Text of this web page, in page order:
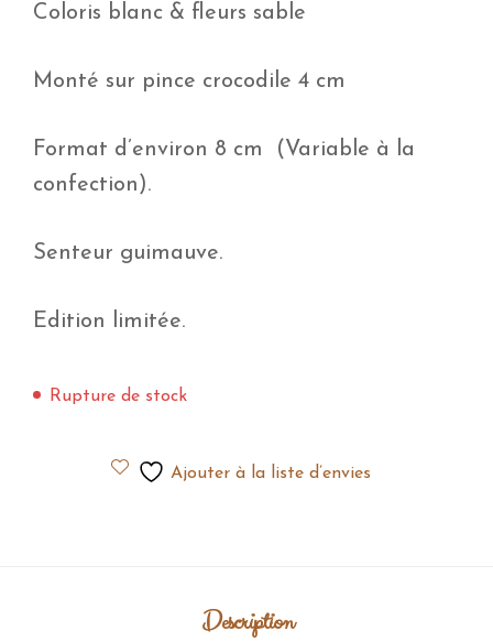
Coloris blanc & fleurs sable
Monté sur pince crocodile 4 cm
Format d’environ 8 cm (Variable à la
confection).
Senteur guimauve.
Edition limitée.
Rupture de stock
Ajouter à la liste d’envies
Description